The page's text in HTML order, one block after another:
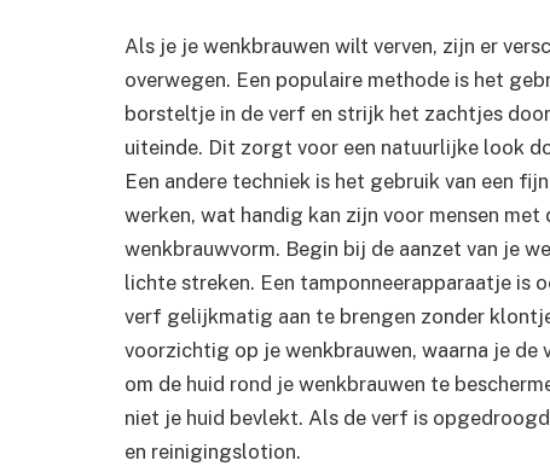
Als je je wenkbrauwen wilt verven, zijn er
overwegen. Een populaire methode is het
borsteltje in de verf en strijk het zachtjes
uiteinde. Dit zorgt voor een natuurlijke look
Een andere techniek is het gebruik van een
werken, wat handig kan zijn voor mensen
wenkbrauwvorm. Begin bij de aanzet van je
lichte streken. Een tamponneerapparaatje is
verf gelijkmatig aan te brengen zonder
voorzichtig op je wenkbrauwen, waarna je
om de huid rond je wenkbrauwen te
niet je huid bevlekt. Als de verf is
en reinigingslotion.